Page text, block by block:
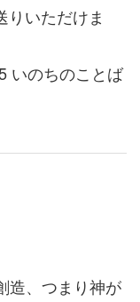
りいただけま
いのちのことば
造、つまり神が